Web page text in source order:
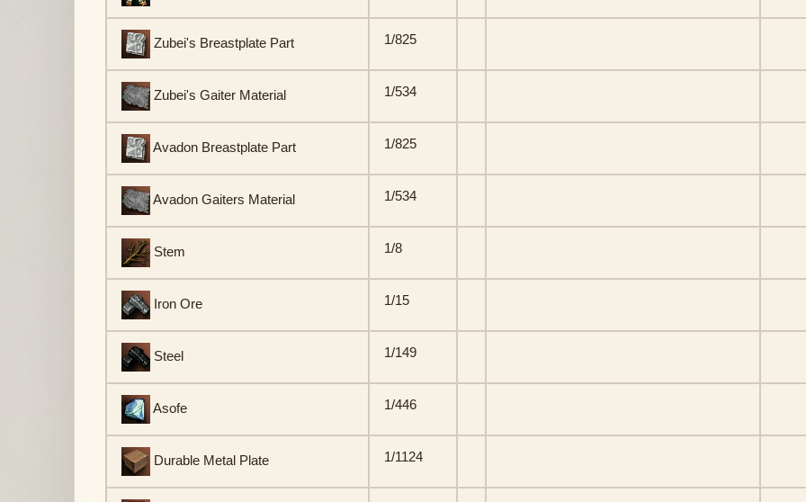
Zubei's Breastplate Part 1/825
Zubei's Gaiter Material 1/534
Avadon Breastplate Part 1/825
Avadon Gaiters Material 1/534
Stem 1/8
Iron Ore 1/15
Steel 1/149
Asofe 1/446
Durable Metal Plate 1/1124